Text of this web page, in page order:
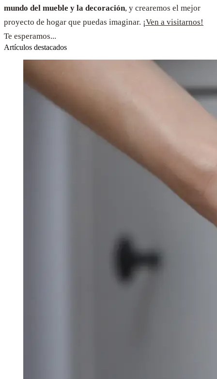
mundo del mueble y la decoración, y crearemos el mejor
proyecto de hogar que puedas imaginar. ¡Ven a visitarnos!
Te esperamos...
Artículos destacados